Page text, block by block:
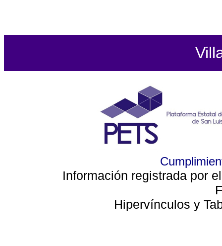
Información registrada por
Hipervínculos y